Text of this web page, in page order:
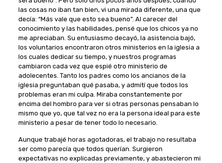
las cosas no iban tan bien, vi una mirada diferente, una que
decía: “Más vale que esto sea bueno”. Al carecer del
conocimiento y las habilidades, pensé que los chicos ya no
me apreciaban. Su entusiasmo decayó, la asistencia bajó,
los voluntarios encontraron otros ministerios en la iglesia a
los cuales dedicar su tiempo, y nuestros programas
cambiaron cada vez que espié otro ministerio de
adolecentes. Tanto los padres como los ancianos de la
iglesia preguntaban qué pasaba, y admití que todos los
problemas eran mi culpa. Miraba constantemente por
encima del hombro para ver si otras personas pensaban lo
mismo que yo, que tal vez no era la persona ideal para este
ministerio a pesar de tener todo lo necesario.
Aunque trabajé horas agotadoras, el trabajo no resultaba
ser como parecía que todos querían. Surgieron
expectativas no explicadas previamente, y abastecieron mi